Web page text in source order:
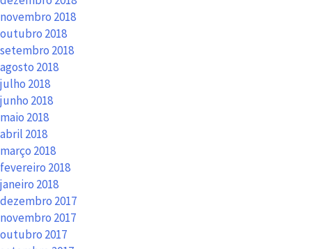
novembro 2018
outubro 2018
setembro 2018
agosto 2018
julho 2018
junho 2018
maio 2018
abril 2018
março 2018
fevereiro 2018
janeiro 2018
dezembro 2017
novembro 2017
outubro 2017